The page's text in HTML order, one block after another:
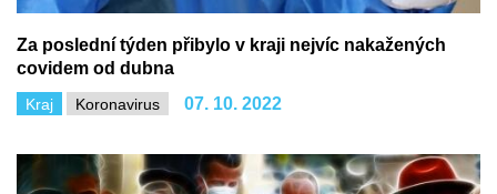
Za poslední týden přibylo v kraji nejvíc nakažených
covidem od dubna
Koronavirus
Kraj 07. 10. 2022